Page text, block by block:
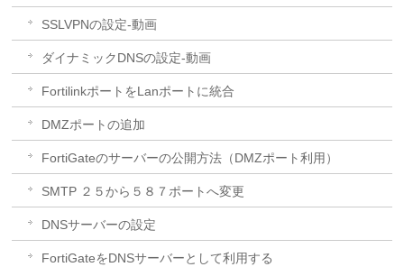
SSLVPNの設定-動画
ダイナミックDNSの設定-動画
FortilinkポートをLanポートに統合
DMZポートの追加
FortiGateのサーバーの公開方法（DMZポート利用）
SMTP ２５から５８７ポートへ変更
DNSサーバーの設定
FortiGateをDNSサーバーとして利用する